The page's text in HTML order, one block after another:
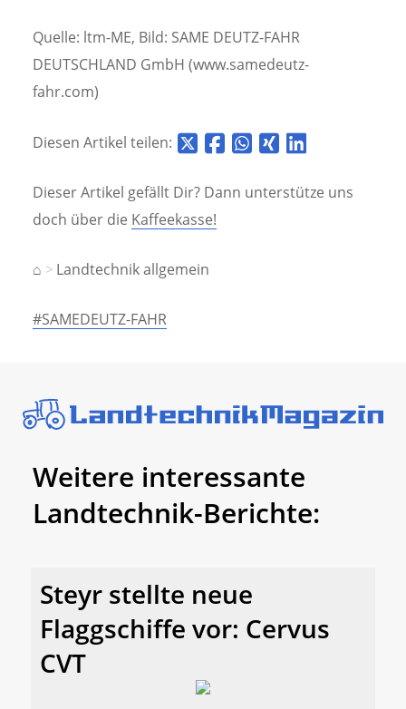
Quelle: ltm-ME, Bild: SAME DEUTZ-FAHR
DEUTSCHLAND GmbH (www.samedeutz-
fahr.com)
Diesen Artikel teilen:
Dieser Artikel gefällt Dir? Dann unterstütze uns
doch über die Kaffeekasse!
⌂ Landtechnik allgemein
#SAMEDEUTZ-FAHR
Weitere interessante
Landtechnik-Berichte:
Steyr stellte neue
Flaggschiffe vor: Cervus
CVT